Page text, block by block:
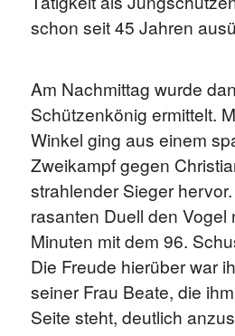
schon seit 45 Jahren
Am Nachmittag wurde
Schützenkönig ermittelt.
Winkel ging aus einem
Zweikampf gegen
strahlender Sieger
rasanten Duell den Vogel
Minuten mit dem 96.
Die Freude hierüber war
seiner Frau Beate, die
Seite steht, deutlich